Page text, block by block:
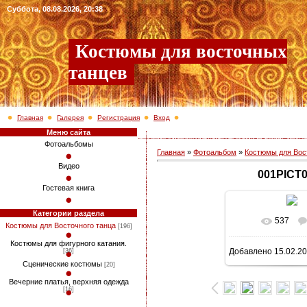
Суббота, 08.08.2026, 20:38
Костюмы для восточных
танцев
Главная Галерея Регистрация Вход
Меню сайта
Фотоальбомы
Видео
Гостевая книга
Категории раздела
Костюмы для Восточного танца [196]
Костюмы для фигурного катания.
[36]
Сценические костюмы [20]
Вечерние платья, верхняя одежда
[16]
Главная » Фотоальбом » Костюмы для
В
960x1280/
537
Добавлено